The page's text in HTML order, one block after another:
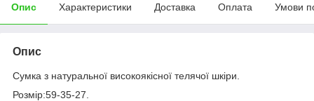
Опис Характеристики Доставка Оплата Умови
Опис
Сумка з натуральної високоякісної телячої шкіри.
Розмір:59-35-27.